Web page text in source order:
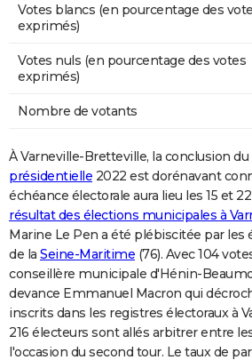
Votes blancs (en pourcentage des
exprimés)
Votes nuls (en pourcentage des votes
exprimés)
Nombre de votants
À Varneville-Bretteville, la conclusion
présidentielle 2022 est dorénavant
échéance électorale aura lieu les 15 et
résultat des élections municipales à
Marine Le Pen a été plébiscitée par les
de la Seine-Maritime (76). Avec 104
conseillère municipale d'Hénin-
devance Emmanuel Macron qui
inscrits dans les registres électoraux à
216 électeurs sont allés arbitrer entre
l'occasion du second tour. Le taux de